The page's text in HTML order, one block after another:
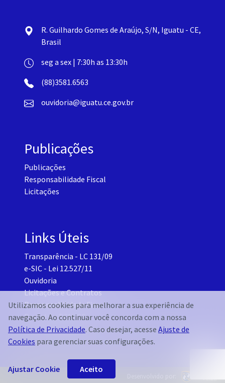
R. Guilhardo Gomes de Araújo, S/N, Iguatu - CE,
Brasil
seg a sex | 7:30h as 13:30h
(88)3581.6563
ouvidoria@iguatu.ce.gov.br
Publicações
Publicações
Responsabilidade Fiscal
Licitações
Links Úteis
Transparência - LC 131/09
e-SIC - Lei 12.527/11
Ouvidoria
Licitações e Contratos
Responsabilidade Fiscal
Portal do TCM-CE
Governo Transparente - Setor Pessoal
Utilizamos cookies para melhorar a sua experiência de
navegação. Ao continuar você concorda com a nossa
Política de Privacidade. Caso desejar, acesse Ajuste de
Cookies para gerenciar suas configurações.
Ajustar Cookie Aceito